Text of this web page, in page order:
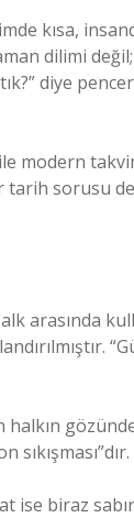
kısa,
dilimi
diye
modern
tarih sorusu
arasında
halkın
ise biraz